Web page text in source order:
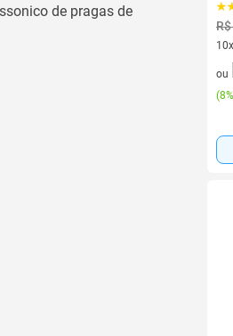
de pragas de
ou
(